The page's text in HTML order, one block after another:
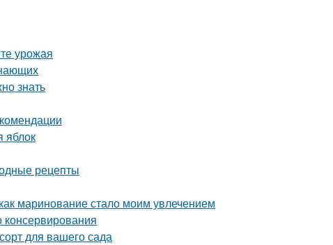
урожая
знать
яблок
рецепты
маринование стало моим увлечением
для вашего сада